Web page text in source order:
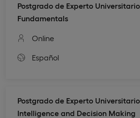
Postgrado de Experto
Fundamentals
Online
Español
Postgrado de Experto
Intelligence and Decision Making